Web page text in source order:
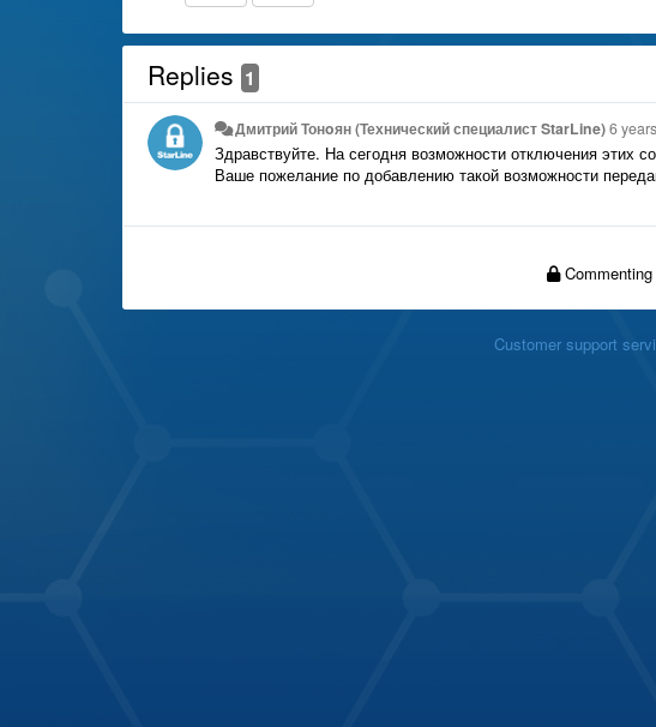
Replies 1
Дмитрий Тонoян (Технический специалист StarLine)6
Здравствуйте. На сегодня возможности отключения этих
Ваше пожелание по добавлению такой возможности
Commenting
Customer support